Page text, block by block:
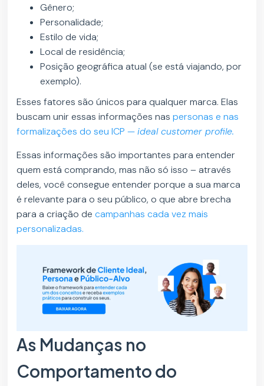
Gênero;
Personalidade;
Estilo de vida;
Local de residência;
Posição geográfica atual (se está viajando, por
exemplo).
Esses fatores são únicos para qualquer marca. Elas
buscam unir essas informações naspersonas e nas
formalizações do seu ICP —ideal customer profile.
Essas informações são importantes para entender
quem está comprando, mas não só isso – através
deles, você consegue entender porque a sua marca
é relevante para o seu público, o que abre brecha
para a criação decampanhas cada vez mais
personalizadas.
As Mudanças no
Comportamento do